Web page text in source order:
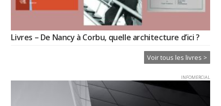
Livres – De Nancy à Corbu, quelle architecture d’ici ?
Voir tous les livres >
INFOMERCIAL